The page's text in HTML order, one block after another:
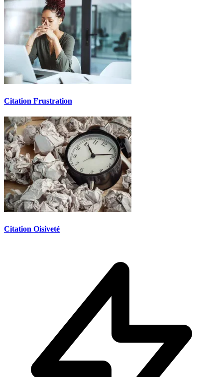
Citation Frustration
Citation Oisiveté